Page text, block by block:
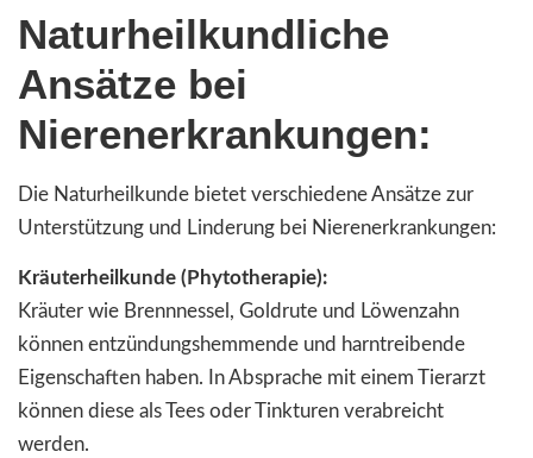
Naturheilkundliche
Ansätze bei
Nierenerkrankungen:
Die Naturheilkunde bietet verschiedene Ansätze zur
Unterstützung und Linderung bei Nierenerkrankungen:
Kräuterheilkunde (Phytotherapie):
Kräuter wie Brennnessel, Goldrute und Löwenzahn
können entzündungshemmende und harntreibende
Eigenschaften haben. In Absprache mit einem Tierarzt
können diese als Tees oder Tinkturen verabreicht
werden.